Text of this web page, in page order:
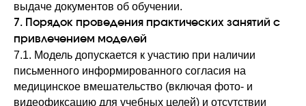
выдаче документов об обучении.
7. Порядок проведения практических занятий с
привлечением моделей
7.1. Модель допускается к участию при наличии
письменного информированного согласия на
медицинское вмешательство (включая фото- и
видеофиксацию для учебных целей) и отсутствии